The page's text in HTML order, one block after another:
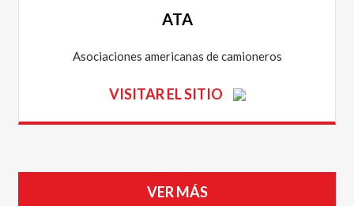
ATA
Asociaciones americanas de camioneros
VISITAR EL SITIO
VER MÁS